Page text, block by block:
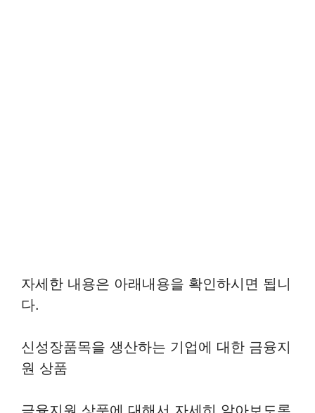
자세한 내용은 아래내용을 확인하시면 됩니
다.
신성장품목을 생산하는 기업에 대한 금융지
원 상품